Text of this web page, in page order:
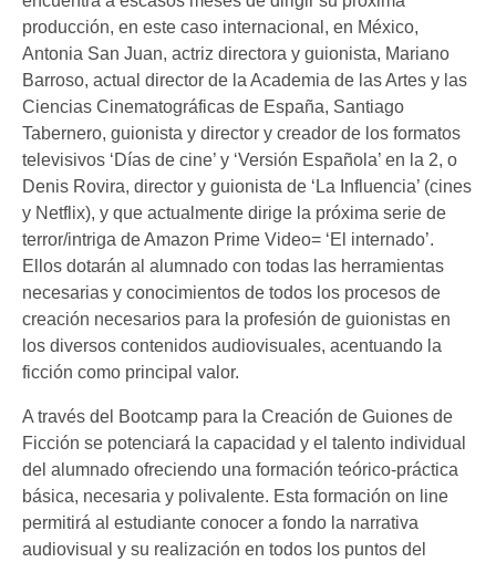
producción, en este caso internacional, en México,
Antonia San Juan, actriz directora y guionista, Mariano
Barroso, actual director de la Academia de las Artes y las
Ciencias Cinematográficas de España, Santiago
Tabernero, guionista y director y creador de los formatos
televisivos ‘Días de cine’ y ‘Versión Española’ en la 2, o
Denis Rovira, director y guionista de ‘La Influencia’ (cines
y Netflix), y que actualmente dirige la próxima serie de
terror/intriga de Amazon Prime Video= ‘El internado’.
Ellos dotarán al alumnado con todas las herramientas
necesarias y conocimientos de todos los procesos de
creación necesarios para la profesión de guionistas en
los diversos contenidos audiovisuales, acentuando la
ficción como principal valor.
A través del Bootcamp para la Creación de Guiones de
Ficción se potenciará la capacidad y el talento individual
del alumnado ofreciendo una formación teórico-práctica
básica, necesaria y polivalente. Esta formación on line
permitirá al estudiante conocer a fondo la narrativa
audiovisual y su realización en todos los puntos del